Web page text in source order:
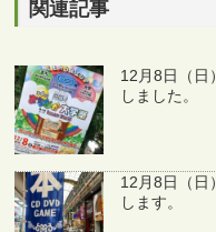
関連記事
12月8日（日
しました。
12月8日（日
します。